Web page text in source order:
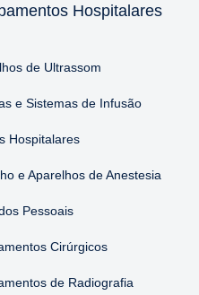
Hospitalares
de Ultrassom
e Sistemas de Infusão
Hospitalares
e Aparelhos de Anestesia
Pessoais
Cirúrgicos
de Radiografia